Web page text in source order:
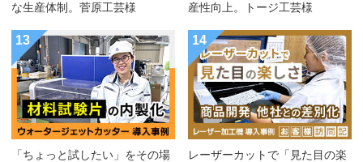
な生産体制。菅原工芸様
産性向上。トージ工芸様
13
「ちょっと試したい」をその場
14
レーザーカットで「見た目の楽